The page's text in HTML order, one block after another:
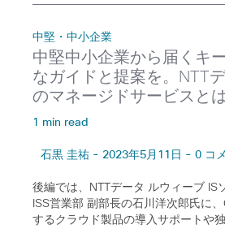
中堅・中小企業
中堅中小企業から届くキ
なガイドと提案を。NTT
のマネージドサービスと
1 min read
石黒 圭祐 - 2023年5月11日 - 0 コ
後編では、NTTデータ ルウィーブ IS
ISS営業部 副部長の石川洋次郎氏に
するクラウド製品の導入サポートや